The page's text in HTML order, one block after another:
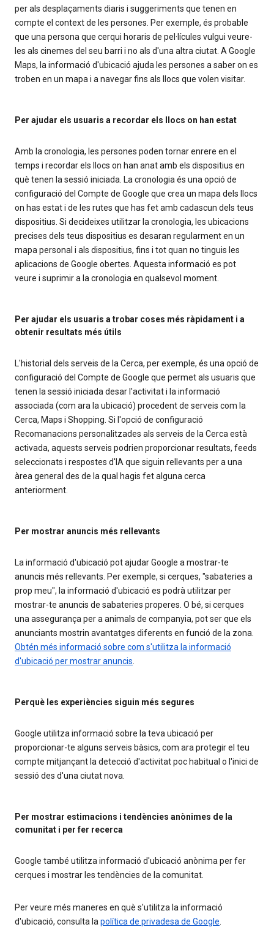
per als desplaçaments diaris i suggeriments que tenen en
compte el context de les persones. Per exemple, és probable
que una persona que cerqui horaris de pel·lícules vulgui veure-
les als cinemes del seu barri i no als d'una altra ciutat. A Google
Maps, la informació d'ubicació ajuda les persones a saber on es
troben en un mapa i a navegar fins als llocs que volen visitar.
Per ajudar els usuaris a recordar els llocs on han estat
Amb la cronologia, les persones poden tornar enrere en el
temps i recordar els llocs on han anat amb els dispositius en
què tenen la sessió iniciada. La cronologia és una opció de
configuració del Compte de Google que crea un mapa dels llocs
on has estat i de les rutes que has fet amb cadascun dels teus
dispositius. Si decideixes utilitzar la cronologia, les ubicacions
precises dels teus dispositius es desaran regularment en un
mapa personal i als dispositius, fins i tot quan no tinguis les
aplicacions de Google obertes. Aquesta informació es pot
veure i suprimir a la cronologia en qualsevol moment.
Per ajudar els usuaris a trobar coses més ràpidament i a
obtenir resultats més útils
L'historial dels serveis de la Cerca, per exemple, és una opció de
configuració del Compte de Google que permet als usuaris que
tenen la sessió iniciada desar l'activitat i la informació
associada (com ara la ubicació) procedent de serveis com la
Cerca, Maps i Shopping. Si l'opció de configuració
Recomanacions personalitzades als serveis de la Cerca està
activada, aquests serveis podrien proporcionar resultats, feeds
seleccionats i respostes d'IA que siguin rellevants per a una
àrea general des de la qual hagis fet alguna cerca
anteriorment.
Per mostrar anuncis més rellevants
La informació d'ubicació pot ajudar Google a mostrar-te
anuncis més rellevants. Per exemple, si cerques, "sabateries a
prop meu", la informació d'ubicació es podrà utilitzar per
mostrar-te anuncis de sabateries properes. O bé, si cerques
una assegurança per a animals de companyia, pot ser que els
anunciants mostrin avantatges diferents en funció de la zona.
Obtén més informació sobre com s'utilitza la informació
d'ubicació per mostrar anuncis
Perquè les experiències siguin més segures
Google utilitza informació sobre la teva ubicació per
proporcionar-te alguns serveis bàsics, com ara protegir el teu
compte mitjançant la detecció d'activitat poc habitual o l'inici de
sessió des d'una ciutat nova.
Per mostrar estimacions i tendències anònimes de la
comunitat i per fer recerca
Google també utilitza informació d'ubicació anònima per fer
cerques i mostrar les tendències de la comunitat.
Per veure més maneres en què s'utilitza la informació
d'ubicació, consulta la política de privadesa de Google